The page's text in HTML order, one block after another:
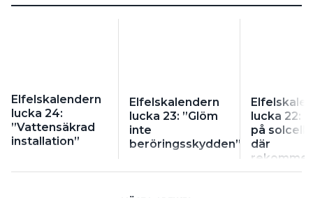
Elfelskalendern
lucka 24:
”Vattensäkrad
installation”
Elfelskalendern
lucka 23: ”Glöm
inte
beröringsskydden”
lucka 22: ”
på
där
var